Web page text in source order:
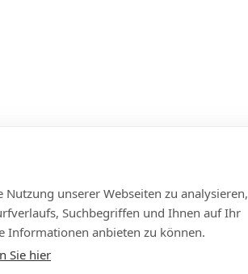
Nutzung unserer Webseiten zu analysieren,
Suchbegriffen und Ihnen auf Ihr
Informationen anbieten zu können.
Sie hier